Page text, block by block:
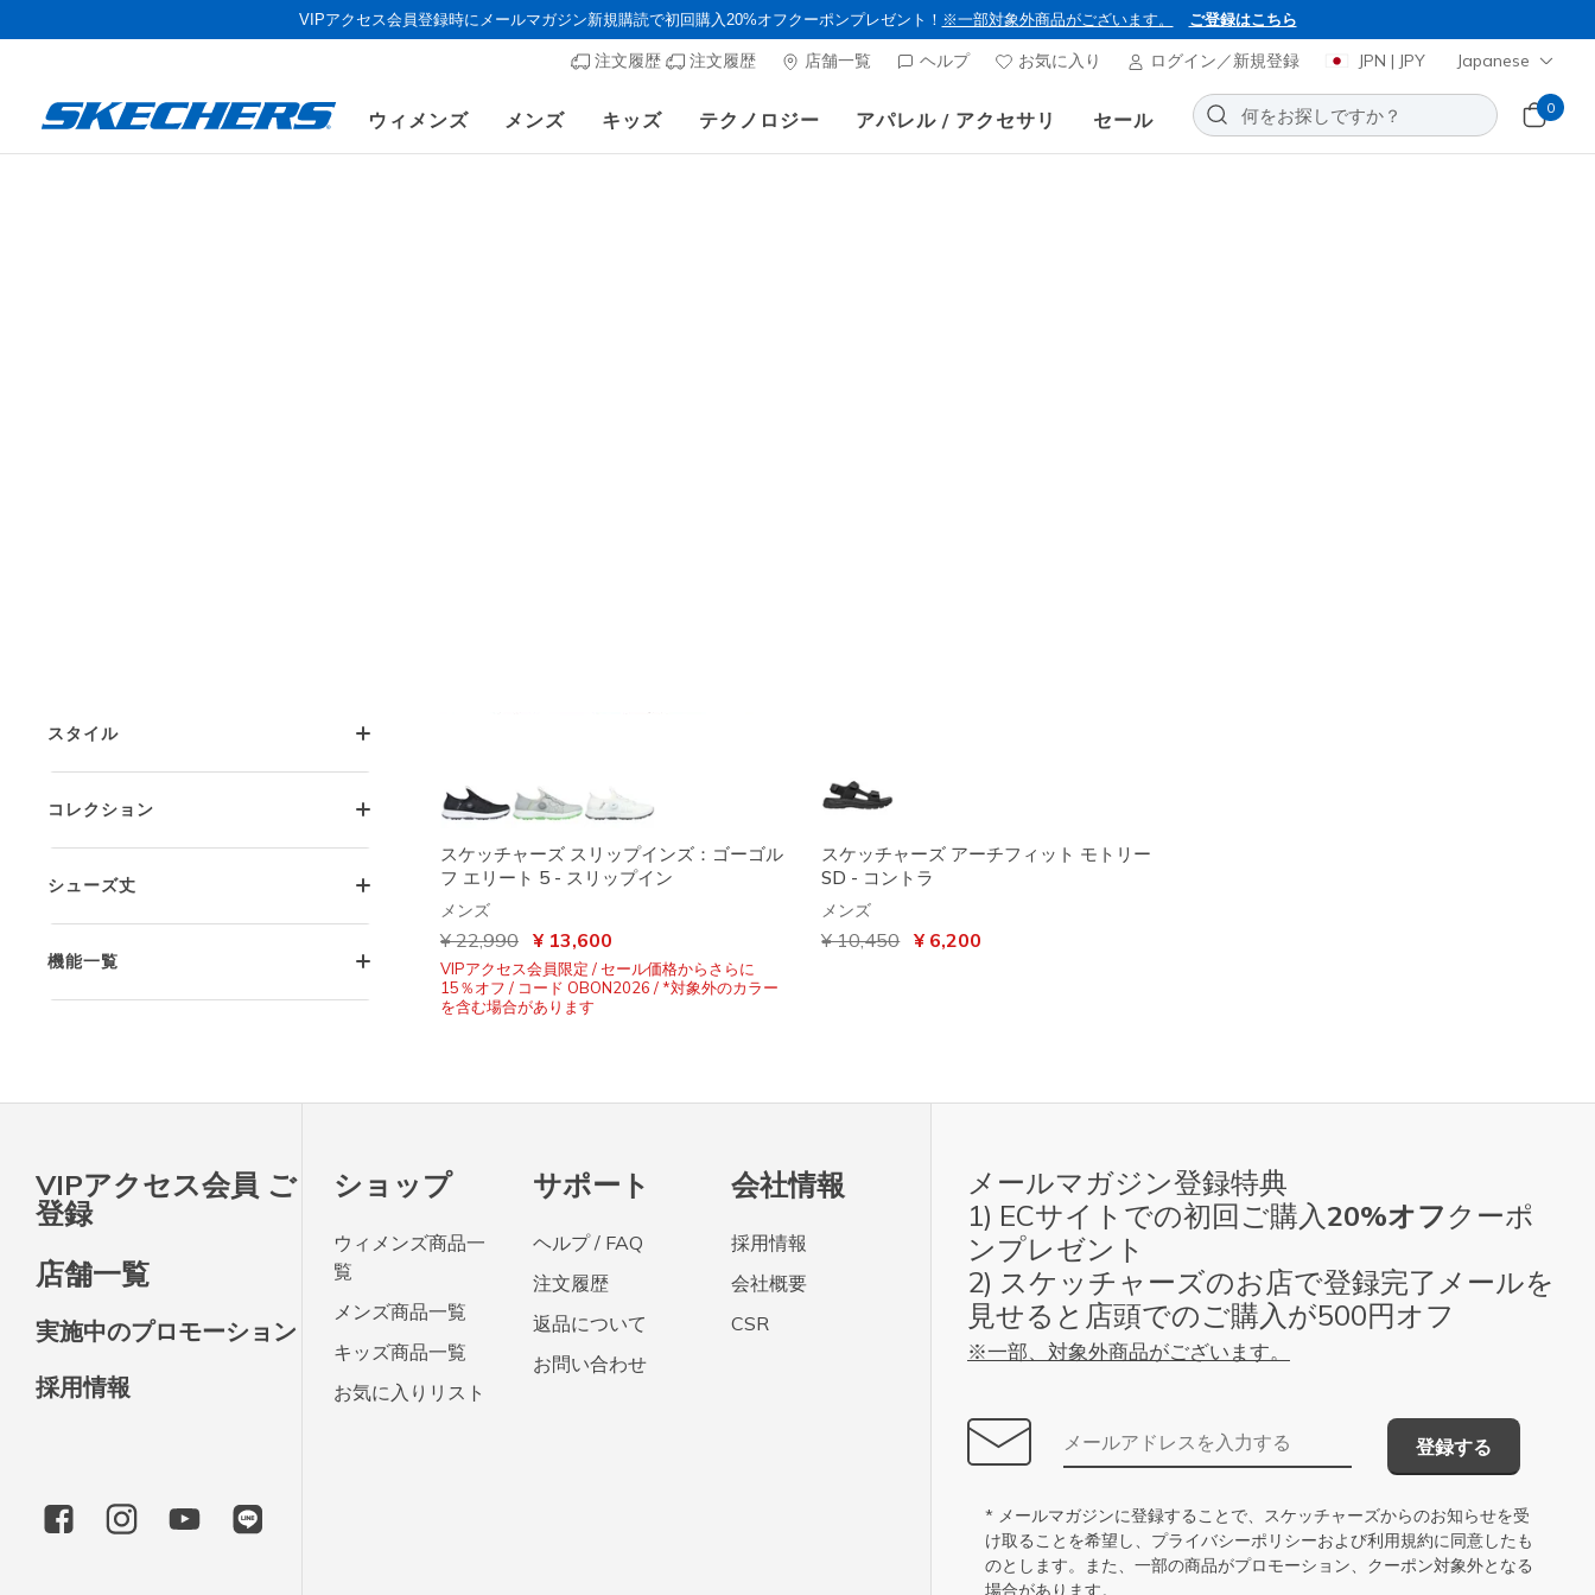
VIPアクセス会員登録時にメールマガジン新規購読で初回購入20%オフクーポンプレゼント！ ※一部対象外商品がございます。 ご登録はこちら
注文履歴 注文履歴 店舗一覧 ヘルプ お気に入り ログイン／新規登録 JPN | JPY Japanese
ウィメンズ メンズ キッズ テクノロジー アパレル / アクセサリ セール
0
スタイル
コレクション
シューズ丈
機能一覧
スケッチャーズ スリップインズ：ゴーゴル
フ エリート 5 - スリップイン
メンズ
からの値引き
¥ 22,990 から
¥ 13,600
VIPアクセス会員限定 / セール価格からさらに
15％オフ / コード OBON2026 / *対象外のカラー
を含む場合があります
スケッチャーズ アーチフィット モトリー
SD - コントラ
メンズ
からの値引き
¥ 10,450から
¥ 6,200
VIPアクセス会員 ご
登録
店舗一覧
実施中のプロモーション
採用情報
ショップ
ウィメンズ商品一
覧
メンズ商品一覧
キッズ商品一覧
お気に入りリスト
サポート
ヘルプ / FAQ
注文履歴
返品について
お問い合わせ
会社情報
採用情報
会社概要
CSR
メールマガジン登録特典
1) ECサイトでの初回ご購入 20%オフクーポ
ンプレゼント
2) スケッチャーズのお店で登録完了メールを
見せると店頭でのご購入が500円オフ
※一部、対象外商品がございます。
メールアドレス
登録する
* メールマガジンに登録することで、スケッチャーズからのお知らせを受
け取ることを希望し、 プライバシーポリシーおよび利用規約に同意したも
のとします。また、一部の商品がプロモーション、クーポン対象外となる
場合があります。